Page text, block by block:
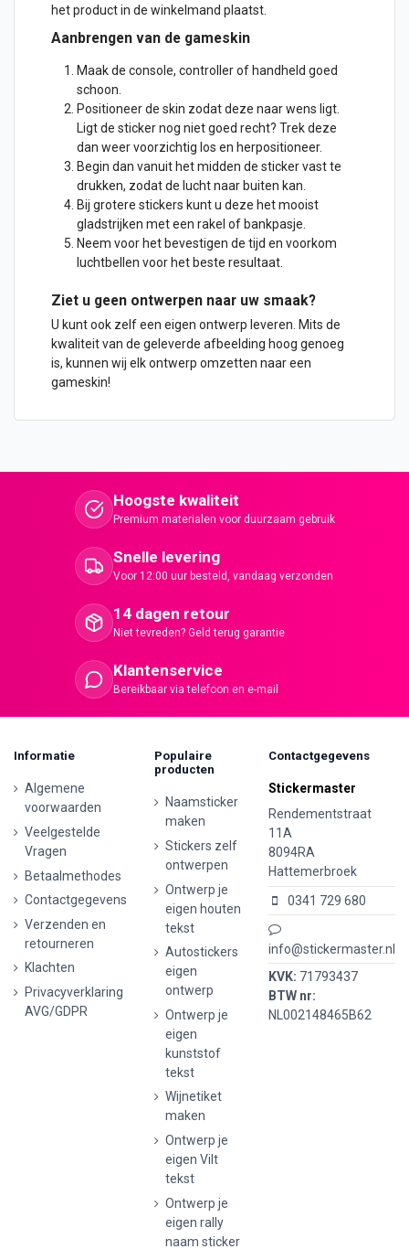
het product in de winkelmand plaatst.
Aanbrengen van de gameskin
Maak de console, controller of handheld goed
schoon.
Positioneer de skin zodat deze naar wens ligt.
Ligt de stickernog niet goed recht? Trek deze
dan weer voorzichtig los en herpositioneer.
Begin dan vanuit het midden de sticker vast te
drukken, zodat de lucht naar buiten kan.
Bij grotere stickers kunt u deze het mooist
gladstrijken met een rakel of bankpasje.
Neem voor het bevestigen de tijd en voorkom
luchtbellen voor het beste resultaat.
Ziet u geen ontwerpen naar uw smaak?
U kunt ook zelf een eigen ontwerp leveren. Mits de
kwaliteit van de geleverde afbeelding hoog genoeg
is, kunnen wij elk ontwerp omzetten naar een
gameskin!
Hoogste kwaliteit
Premium materialen voor duurzaam gebruik
Snelle levering
Voor 12:00 uur besteld, vandaag verzonden
14 dagen retour
Niet tevreden? Geld terug garantie
Klantenservice
Bereikbaar via telefoon en e-mail
Informatie
Algemene
voorwaarden
Veelgestelde
Vragen
Betaalmethodes
Contactgegevens
Verzenden en
retourneren
Klachten
Privacyverklaring
AVG/GDPR
Populaire
producten
Naamsticker
maken
Stickers zelf
ontwerpen
Ontwerp je
eigen houten
tekst
Autostickers
eigen
ontwerp
Ontwerp je
eigen
kunststof
tekst
Wijnetiket
maken
Ontwerp je
eigen Vilt
tekst
Ontwerp je
eigen rally
naam sticker
Contactgegevens
Stickermaster
Rendementstraat
11A
8094RA
Hattemerbroek
0341 729 680
info@stickermaster.nl
KVK: 71793437
BTW nr:
NL002148465B62